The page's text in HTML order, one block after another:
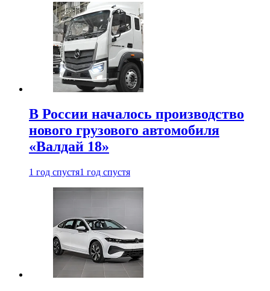
В России началось производство
нового грузового автомобиля
«Валдай 18»
1 год спустя1 год спустя